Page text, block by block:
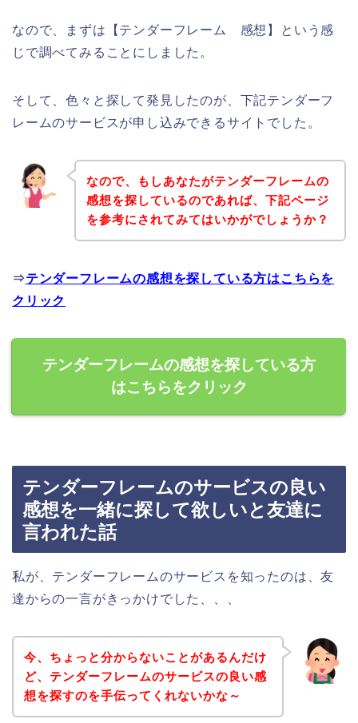
なので、まずは【テンダーフレーム 感想】という感
じで調べてみることにしました。
そして、色々と探して発見したのが、下記テンダーフ
レームのサービスが申し込みできるサイトでした。
なので、もしあなたがテンダーフレームの
感想を探しているのであれば、下記ページ
を参考にされてみてはいかがでしょうか？
⇒テンダーフレームの感想を探している方はこちらを
クリック
テンダーフレームの感想を探している方
はこちらをクリック
テンダーフレームのサービスの良い
感想を一緒に探して欲しいと友達に
言われた話
私が、テンダーフレームのサービスを知ったのは、友
達からの一言がきっかけでした、、、
今、ちょっと分からないことがあるんだけ
ど、テンダーフレームのサービスの良い感
想を探すのを手伝ってくれないかな～